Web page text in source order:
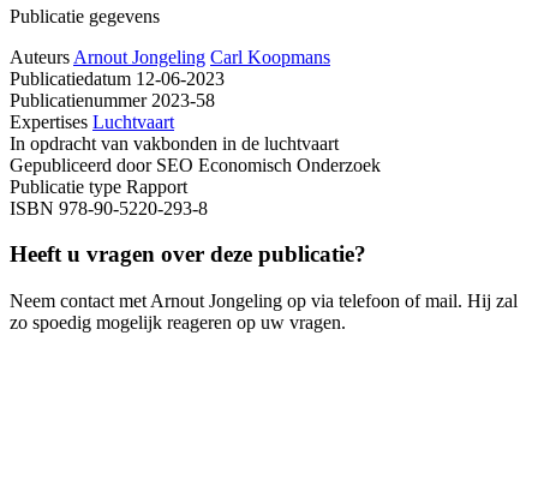
Publicatie gegevens
Auteurs Arnout Jongeling Carl Koopmans
Publicatiedatum 12-06-2023
Publicatienummer2023-58
Expertises Luchtvaart
In opdracht van vakbonden in de luchtvaart
Gepubliceerd doorSEO Economisch Onderzoek
Publicatie type Rapport
ISBN 978-90-5220-293-8
Heeft u vragen over deze publicatie?
Neem contact met Arnout Jongeling op via telefoon of mail. Hij zal
zo spoedig mogelijk reageren op uw vragen.